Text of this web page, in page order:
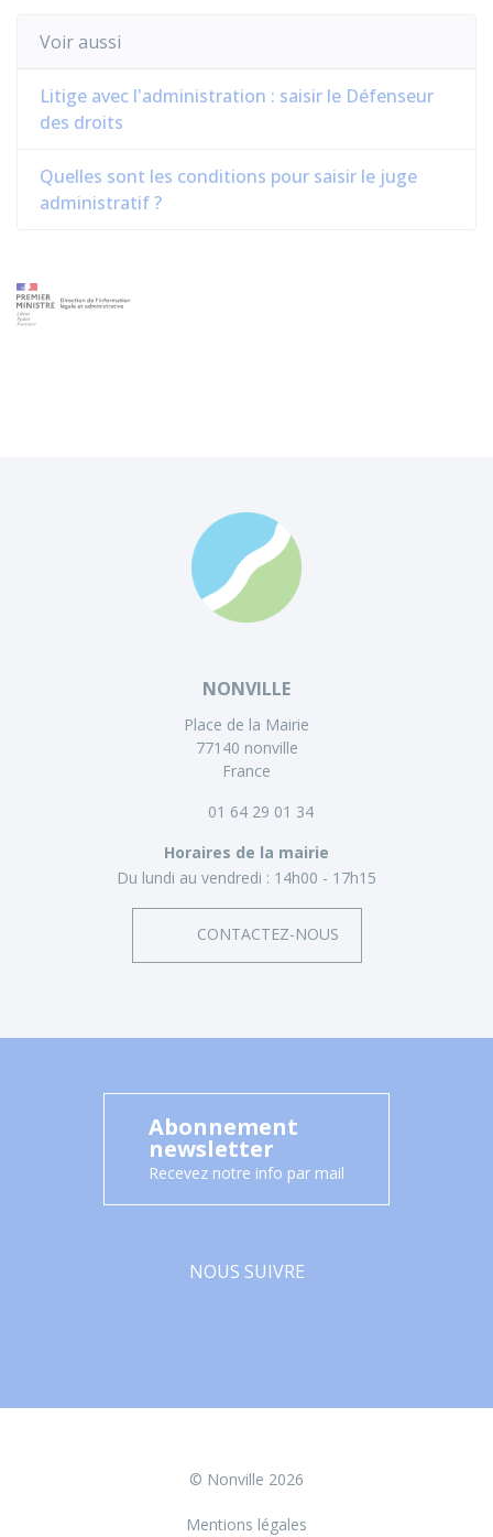
Voir aussi
Litige avec l'administration : saisir le Défenseur
des droits
Quelles sont les conditions pour saisir le juge
administratif ?
NONVILLE
Place de la Mairie
77140 nonville
France
01 64 29 01 34
Horaires de la mairie
Du lundi au vendredi : 14h00 - 17h15
CONTACTEZ-NOUS
Abonnement
newsletter
Recevez notre info par mail
NOUS SUIVRE
© Nonville 2026
Mentions légales